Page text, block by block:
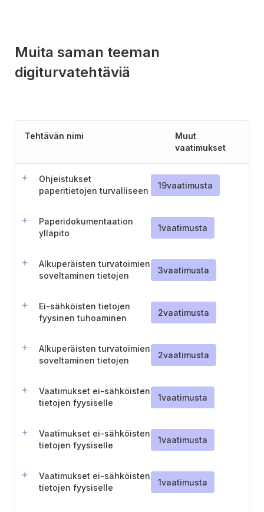
Muita saman teeman
digiturvatehtäviä
Tehtävän nimi
Muut
vaatimukset
Ohjeistukset
paperitietojen turvalliseen
19vaatimusta
Paperidokumentaation
ylläpito
1vaatimusta
Alkuperäisten turvatoimien
soveltaminen tietojen
3vaatimusta
Ei-sähköisten tietojen
fyysinen tuhoaminen
2vaatimusta
Alkuperäisten turvatoimien
soveltaminen tietojen
2vaatimusta
Vaatimukset ei-sähköisten
tietojen fyysiselle
1vaatimusta
Vaatimukset ei-sähköisten
tietojen fyysiselle
1vaatimusta
Vaatimukset ei-sähköisten
tietojen fyysiselle
1vaatimusta